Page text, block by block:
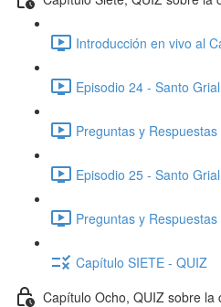
Introducción en vivo al
Episodio 24 - Santo
Preguntas y
Episodio 25 - Santo
Preguntas y
Capítulo SIETE - QUIZ
Capítulo Ocho, QUIZ sobre la